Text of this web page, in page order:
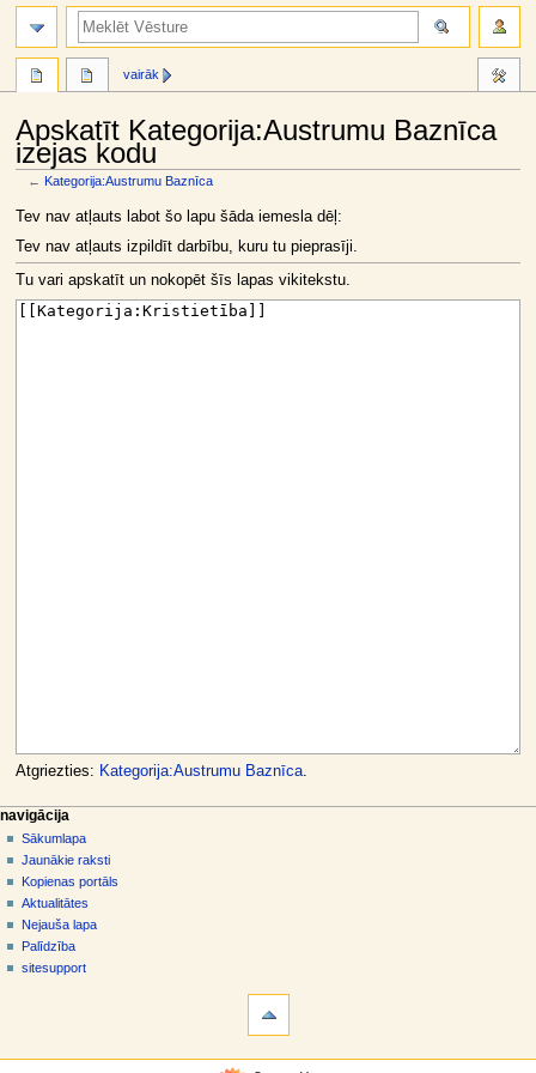
Apskatīt Kategorija:Austrumu Baznīca
izejas kodu
←Kategorija:Austrumu Baznīca
Jump
to
navigation
Jump
to
search
Tev nav atļauts labot šo lapu šāda iemesla dēļ:
Tev nav atļauts izpildīt darbību, kuru tu pieprasīji.
Tu vari apskatīt un nokopēt šīs lapas vikitekstu.
Atgriezties: Kategorija:Austrumu Baznīca.
N
a
v
g
ā
c
a
lapas darbības
kategorija
diskusija
skatīt
aplūkot
kodu
vēsture
vairāk
dalībnieka rīki
pieslēgties
navigācija
Sākumlapa
Jaunākie raksti
Kopienas portāls
Aktualitātes
Nejauša lapa
Palīdzība
sitesupport
meklēt
navigācija